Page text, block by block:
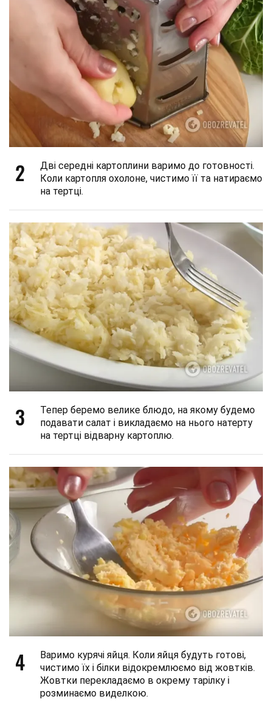
2
Дві середні картоплини варимо до готовності.
Коли картопля охолоне, чистимо її та натираємо
на тертці.
3
Тепер беремо велике блюдо, на якому будемо
подавати салат і викладаємо на нього натерту
на тертці відварну картоплю.
4
Варимо курячі яйця. Коли яйця будуть готові,
чистимо їх і білки відокремлюємо від жовтків.
Жовтки перекладаємо в окрему тарілку і
розминаємо виделкою.